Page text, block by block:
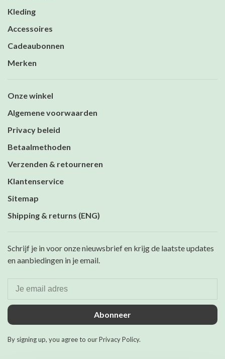
Kleding
Accessoires
Cadeaubonnen
Merken
Onze winkel
Algemene voorwaarden
Privacy beleid
Betaalmethoden
Verzenden & retourneren
Klantenservice
Sitemap
Shipping & returns (ENG)
Schrijf je in voor onze nieuwsbrief en krijg de laatste updates
en aanbiedingen in je email.
Abonneer
By signing up, you agree to our Privacy Policy.